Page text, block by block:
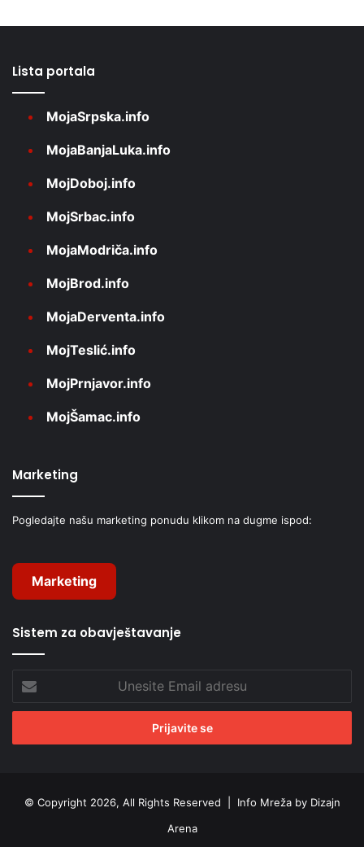
Lista portala
MojaSrpska.info
MojaBanjaLuka.info
MojDoboj.info
MojSrbac.info
MojaModriča.info
MojBrod.info
MojaDerventa.info
MojTeslić.info
MojPrnjavor.info
MojŠamac.info
Marketing
Pogledajte našu marketing ponudu klikom na dugme ispod:
Marketing
Sistem za obavještavanje
Email
adresu
© Copyright 2026, All Rights Reserved | Info Mreža by Dizajn
Arena